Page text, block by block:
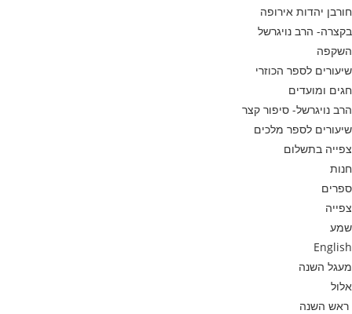
חורבן יהדות אירופה
בקצרה- הרב נויגרשל
השקפה
שיעורים לספר הכוזרי
חגים ומועדים
הרב נויגרשל- סיפור קצר
שיעורים לספר מלכים
צפייה בתשלום
חנות
ספרים
צפייה
שמע
English
מעגל השנה
אלול
ראש השנה